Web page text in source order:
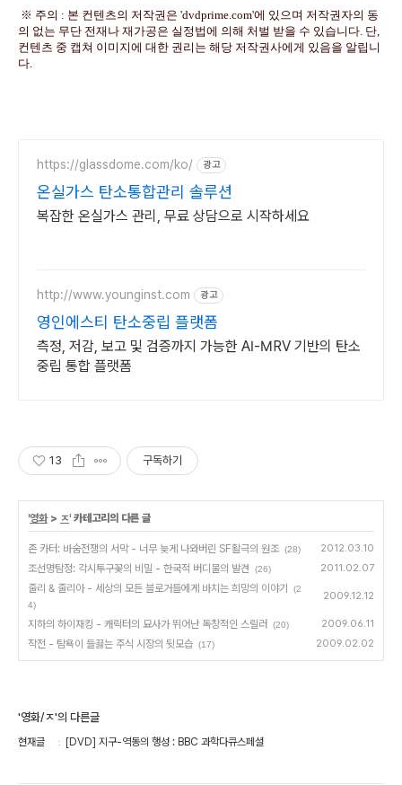
※ 주의 : 본 컨텐츠의 저작권은 'dvdprime.com'에 있으며 저작권자의 동
의 없는 무단 전재나 재가공은 실정법에 의해 처벌 받을 수 있습니다. 단,
컨텐츠 중 캡쳐 이미지에 대한 권리는 해당 저작권사에게 있음을 알립니
다.
https://glassdome.com/ko/ 광고
온실가스 탄소통합관리 솔루션
복잡한 온실가스 관리, 무료 상담으로 시작하세요
http://www.younginst.com 광고
영인에스티 탄소중립 플랫폼
측정, 저감, 보고 및 검증까지 가능한 AI-MRV 기반의 탄소
중립 통합 플랫폼
13 구독하기
'영화> ㅈ' 카테고리의 다른 글
존 카터: 바숨전쟁의 서막 - 너무 늦게 나와버린 SF활극의 원조 (28) 2012.03.10
조선명탐정: 각시투구꽃의 비밀 - 한국적 버디물의 발견 (26) 2011.02.07
줄리 & 줄리아 - 세상의 모든 블로거들에게 바치는 희망의 이야기
(2
4)
2009.12.12
지하의 하이재킹 - 캐릭터의 묘사가 뛰어난 독창적인 스릴러 (20) 2009.06.11
작전 - 탐욕이 들끓는 주식 시장의 뒷모습 (17) 2009.02.02
'영화/ㅈ'의 다른글
현재글 [DVD] 지구-역동의 행성 : BBC 과학다큐스페셜